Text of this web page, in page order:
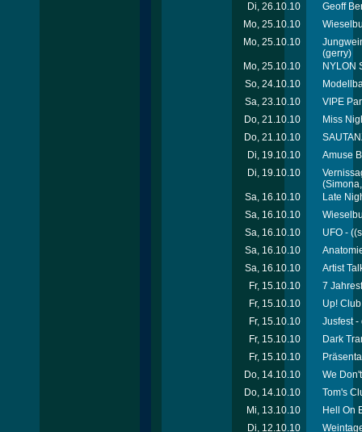
Di, 26.10.10
Geoff
Mo, 25.10.10
Mo, 25.10.10
(gerry)
Mo, 25.10.10
NYLON
So, 24.10.10
Sa, 23.10.10
VIPE
Do, 21.10.10
Miss
Do, 21.10.10
Di, 19.10.10
Amuse
Di, 19.10.10
Sa, 16.10.10
Late
Sa, 16.10.10
Sa, 16.10.10
UFO -
Sa, 16.10.10
Sa, 16.10.10
Artist
Fr, 15.10.10
7
Fr, 15.10.10
Up!
Fr, 15.10.10
Jusfest
Fr, 15.10.10
Dark
Fr, 15.10.10
Do, 14.10.10
We
Do, 14.10.10
Tom's
Mi, 13.10.10
Hell On
Di, 12.10.10